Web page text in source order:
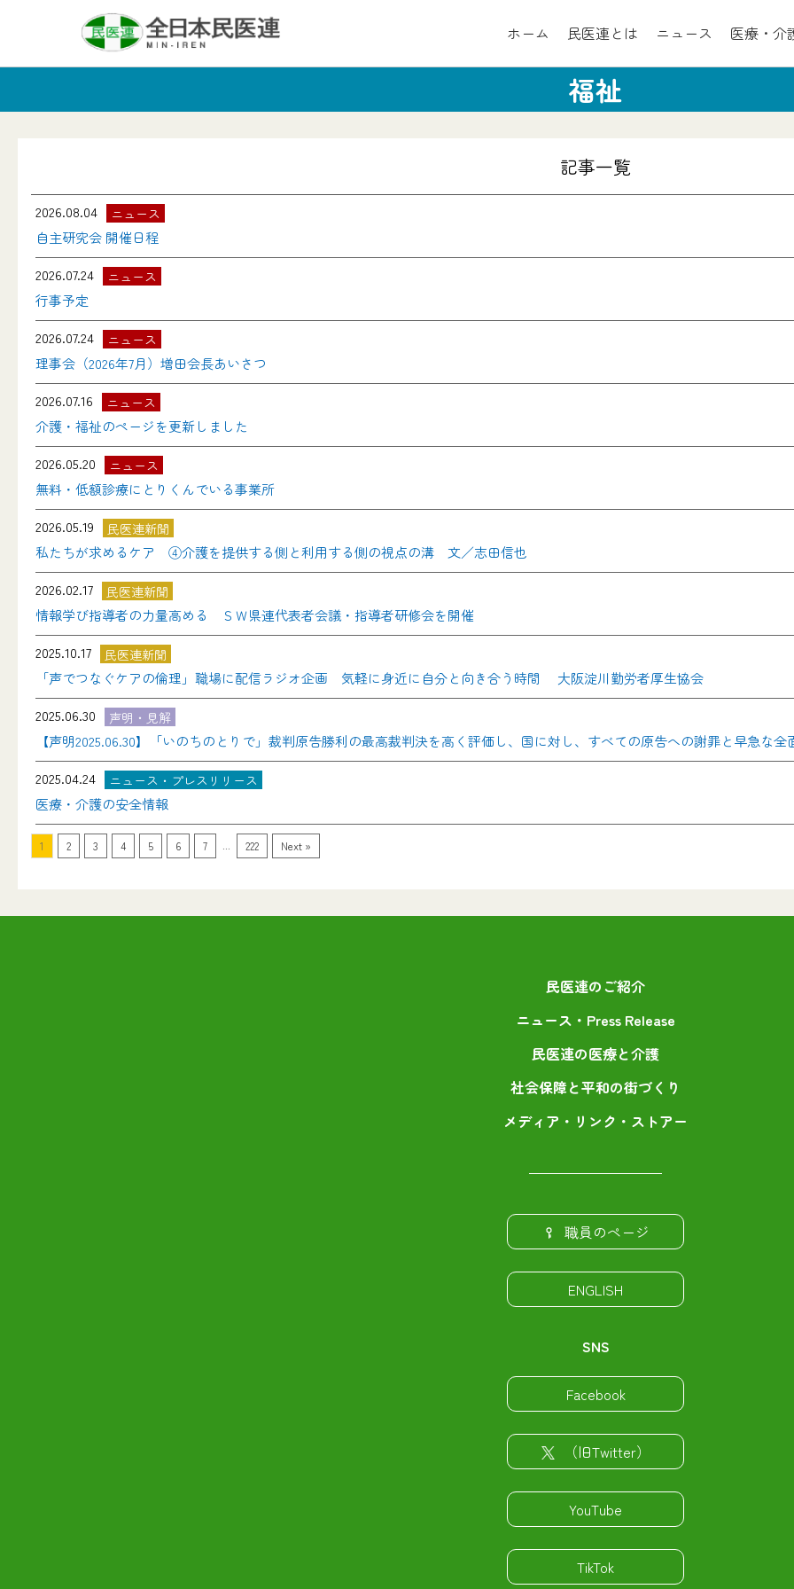
ホーム 民医連とは ニュース 医療・介
福祉
記事一覧
2026.08.04 ニュース
自主研究会 開催日程
2026.07.24
ニュース
行事予定
2026.07.24
ニュース
理事会（2026年7月）増田会長あいさつ
2026.07.16
ニュース
介護・福祉のページを更新しました
2026.05.20
ニュース
無料・低額診療にとりくんでいる事業所
2026.05.19
民医連新聞
私たちが求めるケア ④介護を提供する側と利用する側の視点の溝 文／志田信也
2026.02.17
民医連新聞
情報学び指導者の力量高める ＳＷ県連代表者会議・指導者研修会を開催
2025.10.17
民医連新聞
「声でつなぐケアの倫理」職場に配信ラジオ企画 気軽に身近に自分と向き合う時間 大阪淀川勤労者厚生協会
2025.06.30
声明・見解
【声明2025.06.30】「いのちのとりで」裁判原告勝利の最高裁判決を高く評価し、国に対し、すべての原告への謝罪と早急な全
2025.04.24
ニュース・プレスリリース
医療・介護の安全情報
1 2 3 4 5 6 7 222 Next »
民医連のご紹介
ニュース・Press Release
民医連の医療と介護
社会保障と平和の街づくり
メディア・リンク・ストアー
職員のページ
ENGLISH
SNS
Facebook
（旧Twitter）
YouTube
TikTok